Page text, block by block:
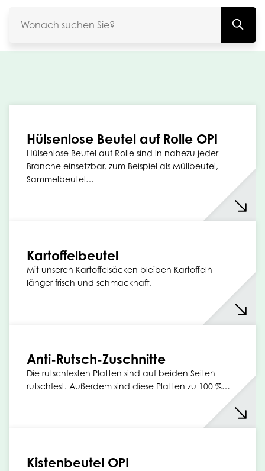
Hülsenlose Beutel auf Rolle OPI
Hülsenlose Beutel auf Rolle sind in nahezu jeder
Branche einsetzbar, zum Beispiel als Müllbeutel,
Sammelbeutel…
Kartoffelbeutel
Mit unseren Kartoffelsäcken bleiben Kartoffeln
länger frisch und schmackhaft.
Anti-Rutsch-Zuschnitte
Die rutschfesten Platten sind auf beiden Seiten
rutschfest. Außerdem sind diese Platten zu 100 %…
Kistenbeutel OPI